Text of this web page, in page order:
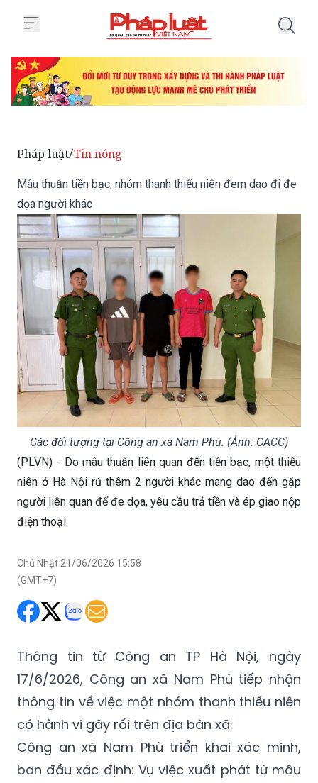
Pháp luật/Tin nóng
Mâu thuẫn tiền bạc, nhóm thanh thiếu niên đem dao đi đe
dọa người khác
Các đối tượng tại Công an xã Nam Phù. (Ảnh: CACC)
(PLVN) - Do mâu thuẫn liên quan đến tiền bạc, một thiếu
niên ở Hà Nội rủ thêm 2 người khác mang dao đến gặp
người liên quan để đe dọa, yêu cầu trả tiền và ép giao nộp
điện thoại.
Chủ Nhật 21/06/2026 15:58
(GMT+7)
Thông tin từ Công an TP Hà Nội, ngày
17/6/2026, Công an xã Nam Phù tiếp nhận
thông tin về việc một nhóm thanh thiếu niên
có hành vi gây rối trên địa bàn xã.
Công an xã Nam Phù triển khai xác minh,
ban đầu xác định: Vụ việc xuất phát từ mâu